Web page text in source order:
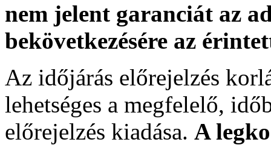
nem jelent garanciát az
bekövetkezésére az
Az időjárás előrejelzés
lehetséges a megfelelő,
előrejelzés kiadása. A